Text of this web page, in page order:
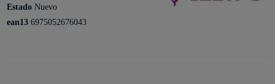
Estado Nuevo
ean13 6975052676043